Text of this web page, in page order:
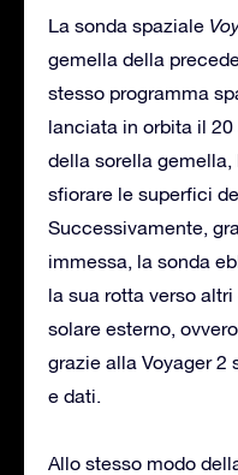
La sonda spaziale
gemella della
stesso programma
lanciata in orbita il
della sorella gemella,
sfiorare le superfici
Successivamente,
immessa, la sonda
la sua rotta verso
solare esterno,
grazie alla Voyager 2
e dati.
Allo stesso modo